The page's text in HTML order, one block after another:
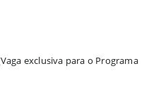
exclusiva para o Programa